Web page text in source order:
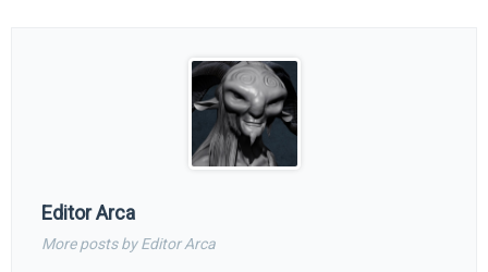
Editor Arca
More posts by Editor Arca